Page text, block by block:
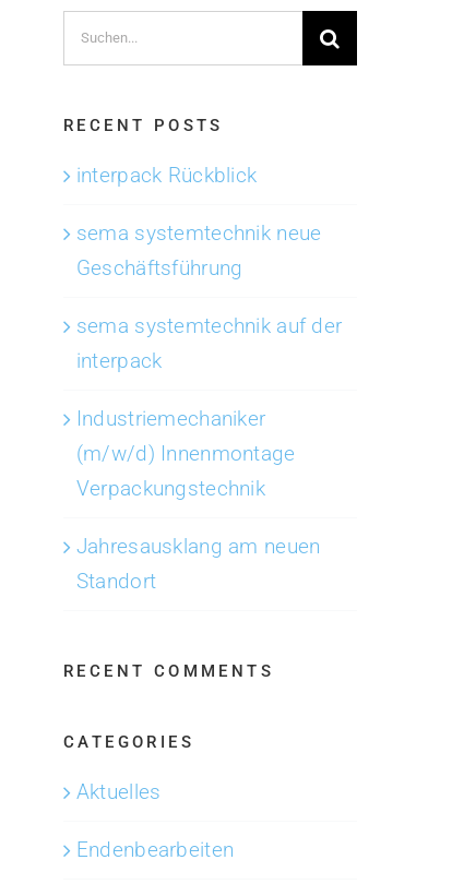
Suche
nach:
RECENT POSTS
interpack Rückblick
sema systemtechnik neue
Geschäftsführung
sema systemtechnik auf der
interpack
Industriemechaniker
(m/w/d) Innenmontage
Verpackungstechnik
Jahresausklang am neuen
Standort
RECENT COMMENTS
CATEGORIES
Aktuelles
Endenbearbeiten